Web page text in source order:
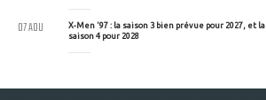
X-Men '97 : la saison 3 bien prévue pour 2027, et la
saison 4 pour 2028
07 AOU